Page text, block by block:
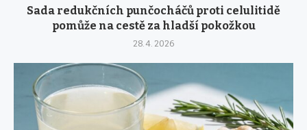
Sada redukčních punčocháčů proti celulitidě
pomůže na cestě za hladší pokožkou
28. 4. 2026